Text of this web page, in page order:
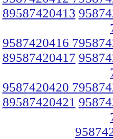
89587420413
9587420416
89587420417
9587420420
89587420421